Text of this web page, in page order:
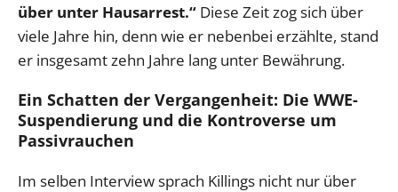
über unter Hausarrest.“ Diese Zeit zog sich über
viele Jahre hin, denn wie er nebenbei erzählte, stand
er insgesamt zehn Jahre lang unter Bewährung.
Ein Schatten der Vergangenheit: Die WWE-
Suspendierung und die Kontroverse um
Passivrauchen
Im selben Interview sprach Killings nicht nur über